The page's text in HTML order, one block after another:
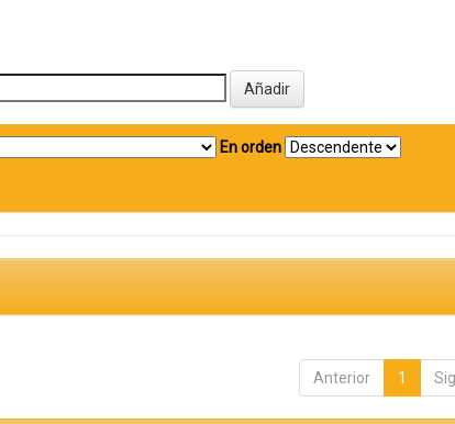
En orden
Anterior 1